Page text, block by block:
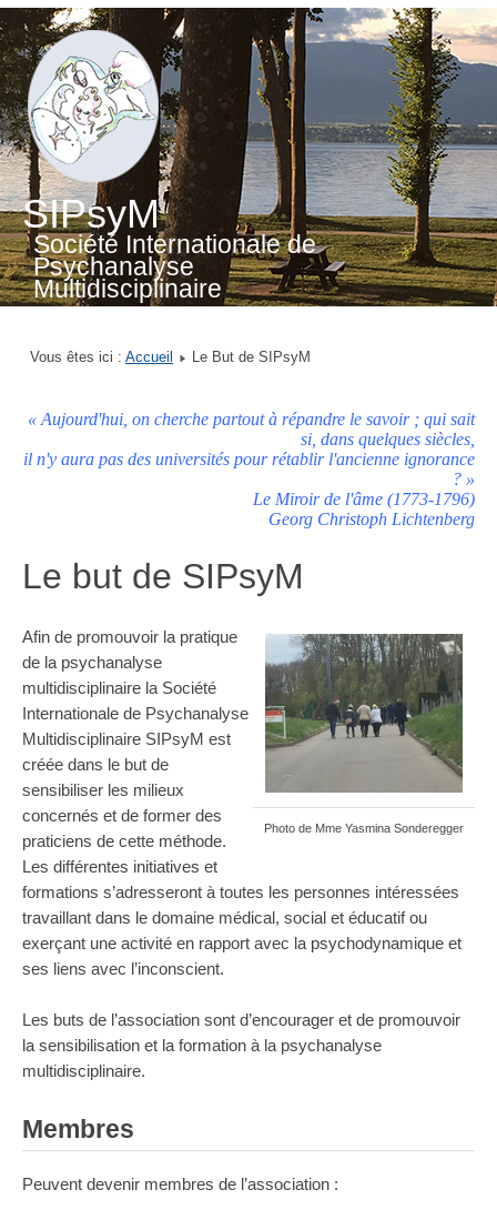
SIPsyM
Société Internationale de
Psychanalyse
Multidisciplinaire
Vous êtes ici : Accueil Le But de SIPsyM
« Aujourd'hui, on cherche partout à répandre le savoir ; qui sait
si, dans quelques siècles,
il n'y aura pas des universités pour rétablir l'ancienne ignorance
? »
Le Miroir de l'âme (1773-1796)
Georg Christoph Lichtenberg
Le but de SIPsyM
Photo de Mme Yasmina Sonderegger
Afin de promouvoir la pratique
de la psychanalyse
multidisciplinaire la Société
Internationale de Psychanalyse
Multidisciplinaire SIPsyM est
créée dans le but de
sensibiliser les milieux
concernés et de former des
praticiens de cette méthode.
Les différentes initiatives et
formations s’adresseront à toutes les personnes intéressées
travaillant dans le domaine médical, social et éducatif ou
exerçant une activité en rapport avec la psychodynamique et
ses liens avec l’inconscient.
Les buts de l’association sont d’encourager et de promouvoir
la sensibilisation et la formation à la psychanalyse
multidisciplinaire.
Membres
Peuvent devenir membres de l’association :